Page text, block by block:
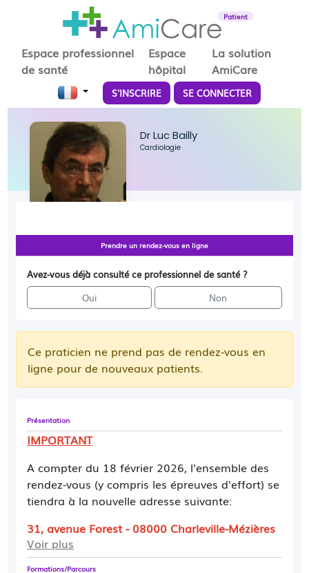
Patient
Espace professionnel
de santé
Espace
hôpital
La solution
AmiCare
S'INSCRIRE SE CONNECTER
Dr Luc Bailly
Cardiologie
Ce praticien ne prend pas de rendez-vous en
ligne pour de nouveaux patients.
Présentation
IMPORTANT
A compter du 18 février 2026, l'ensemble des
rendez-vous (y compris les épreuves d'effort) se
tiendra à la nouvelle adresse suivante:
31, avenue Forest - 08000 Charleville-Mézières
(entrée provisoire 19 rue de Clèves, à l'arrière
du bâtiment)et deviendra "centre coeur et
Voir plus
Formations/Parcours
Prendre un rendez-vous en ligne
Avez-vous déjà consulté ce professionnel de santé ?
Oui
Non